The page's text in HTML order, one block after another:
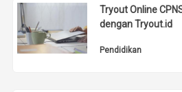
Tryout Online
dengan Tryout.id
Pendidikan